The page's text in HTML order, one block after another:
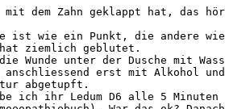
mit dem Zahn geklappt hat, das
ist wie ein Punkt, die andere
hat ziemlich geblutet.
Wunde unter der Dusche mit
anschliessend erst mit Alkohol
abgetupft.
ich ihr Ledum D6 alle 5